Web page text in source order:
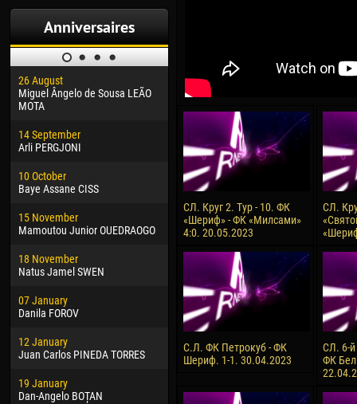
Anniversaires
26 August
Miguel Ângelo de Sousa LEÃO
MOTA
14 September
Arli PERGJONI
10 October
Baye Assane CISS
15 November
Mamoutou Junior OUEDRAOGO
18 November
Natus Jamel SWEN
07 January
Danila FOROV
12 January
Juan Carlos PINEDA TORRES
19 January
Dan-Angelo BOȚAN
30 January
Dhoraso Moreo KLAS
24 February
Vladislav COSTIN
02 March
Veaceslav COZMA
09 March
Emmanuel AFETSE
Jayder Moreno ASPRILLA
22 March
Samba KONÉ
26 March
Vitor Hugo Morais de OLIVEIRA
28 March
04
13
15
24
10
15
Ivan
17
СЛ. Круг 2. Тур - 10. ФК
«Шериф» - ФК «Милсами»
4:0. 20.05.2023
СЛ.
С.Л. ФК Петрокуб - ФК
Шериф. 1-1. 30.04.2023
СЛ. 6-
ФК